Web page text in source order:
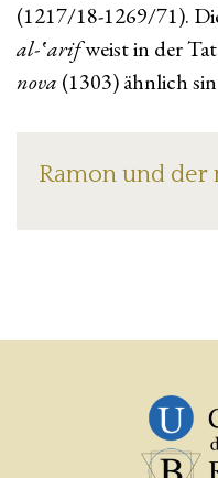
(1217/18-1269/71).
al-‛arifweist in der
nova (1303) ähnlich
Ramon und der